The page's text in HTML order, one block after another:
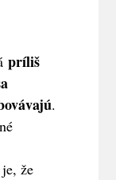
príliš
.
že